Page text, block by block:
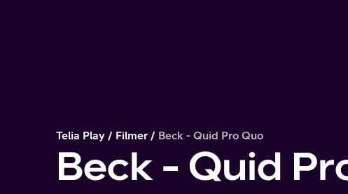
Telia Play Filmer Beck - Quid Pro Quo
Beck - Quid